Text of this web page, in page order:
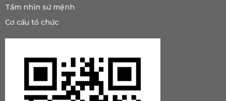
Tầm nhìn sứ mệnh
Cơ cấu tổ chức